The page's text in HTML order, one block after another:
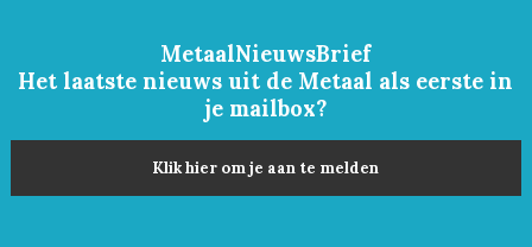
MetaalNieuwsBrief
Het laatste nieuws uit de Metaal als eerste in
je mailbox?
Klik hier om je aan te melden